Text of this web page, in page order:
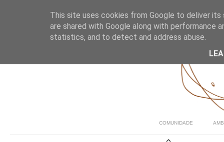
COMUNIDADE
This site uses cookies from Google to deliver
are shared with Google along with performance
statistics, and to detect and address abuse.